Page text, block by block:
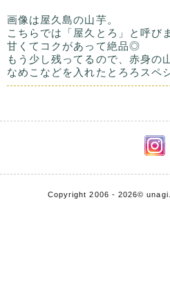
画像は屋久島の山芋。
こちらでは「屋久とろ」と呼び
甘くてコクがあって絶品◎
もう少し残ってるので、赤身の
なめこなどを入れたとろろスペ
Copyright 2006 - 2026©